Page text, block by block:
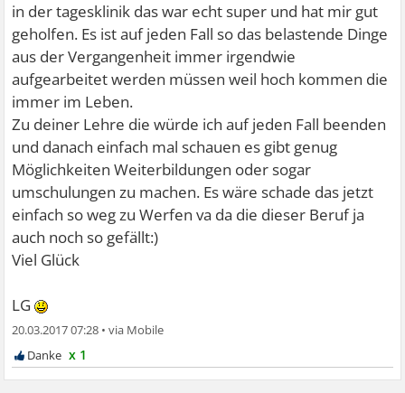
in der tagesklinik das war echt super und hat mir gut
geholfen. Es ist auf jeden Fall so das belastende Dinge
aus der Vergangenheit immer irgendwie
aufgearbeitet werden müssen weil hoch kommen die
immer im Leben.
Zu deiner Lehre die würde ich auf jeden Fall beenden
und danach einfach mal schauen es gibt genug
Möglichkeiten Weiterbildungen oder sogar
umschulungen zu machen. Es wäre schade das jetzt
einfach so weg zu Werfen va da die dieser Beruf ja
auch noch so gefällt:)
Viel Glück
LG
20.03.2017 07:28 •
x 1